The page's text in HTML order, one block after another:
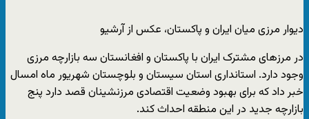
دیوار مرزی میان ایران و پاکستان، عکس از آرشیو
در مرزهای مشترک ایران با پاکستان و افغانستان سه بازارچه مرزی
وجود دارد. استانداری استان سیستان و بلوچستان شهریور ماه امسال
خبر داد که برای بهبود وضعیت اقتصادی مرزنشینان قصد دارد پنج
بازارچه جدید در این منطقه احداث کند.